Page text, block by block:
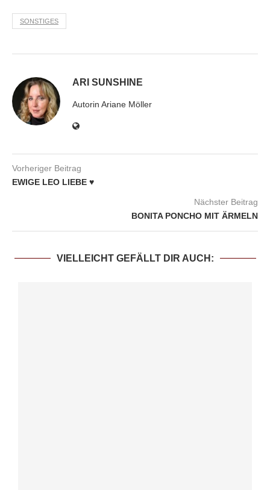
SONSTIGES
ARI SUNSHINE
Autorin Ariane Möller
Vorheriger Beitrag
EWIGE LEO LIEBE ♥
Nächster Beitrag
BONITA PONCHO MIT ÄRMELN
VIELLEICHT GEFÄLLT DIR AUCH: